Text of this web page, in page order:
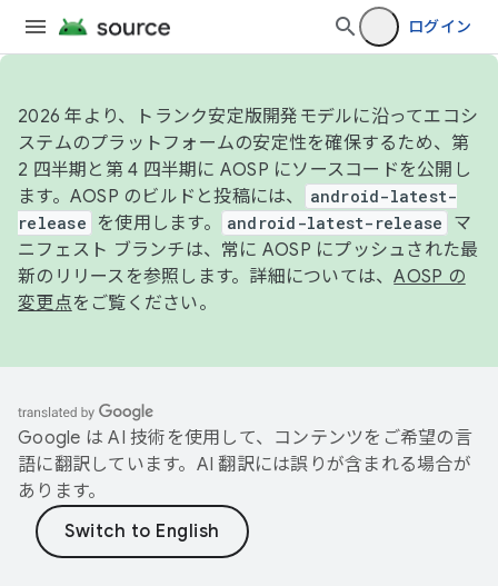
ログイン
2026 年より、トランク安定版開発モデルに沿ってエコシ
ステムのプラットフォームの安定性を確保するため、第
2 四半期と第 4 四半期に AOSP にソースコードを公開し
ます。AOSP のビルドと投稿には、
android-latest-
release
を使用します。 android-latest-release
マ
ニフェスト ブランチは、常に AOSP にプッシュされた最
新のリリースを参照します。詳細については、AOSP の
変更点をご覧ください。
Google は AI 技術を使用して、コンテンツをご希望の言
語に翻訳しています。AI 翻訳には誤りが含まれる場合が
あります。